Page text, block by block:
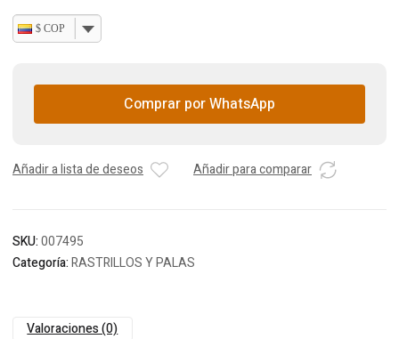
$ COP
Comprar por WhatsApp
Añadir a lista de deseos Añadir para comparar
SKU:007495
Categoría:RASTRILLOS Y PALAS
Valoraciones (0)